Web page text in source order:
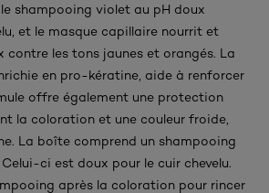
shampooing violet au pH doux
et le masque capillaire nourrit et
contre les tons jaunes et orangés. La
en pro-kératine, aide à renforcer
offre également une protection
la coloration et une couleur froide,
La boîte comprend un shampooing
ci est doux pour le cuir chevelu.
après la coloration pour rincer